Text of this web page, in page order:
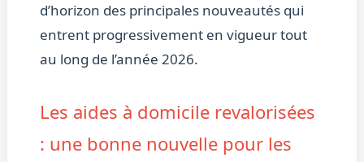
d’horizon des principales nouveautés qui
entrent progressivement en vigueur tout
au long de l’année 2026.
Les aides à domicile revalorisées
: une bonne nouvelle pour les